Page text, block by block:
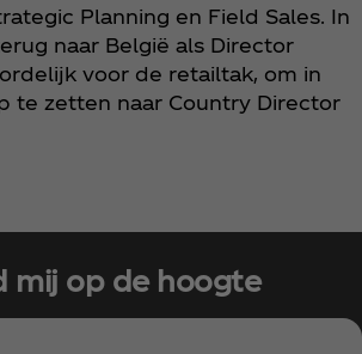
Planning en Field Sales. In
naar België als Director
voor de retailtak, om in
te zetten naar Country Director
mij op de hoogte
exclusieve toegang!